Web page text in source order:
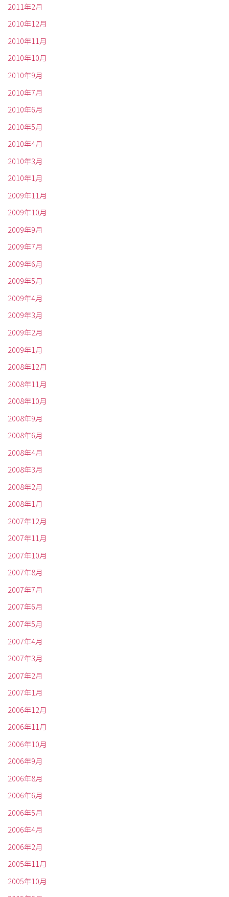
2011年2月
2010年12月
2010年11月
2010年10月
2010年9月
2010年7月
2010年6月
2010年5月
2010年4月
2010年3月
2010年1月
2009年11月
2009年10月
2009年9月
2009年7月
2009年6月
2009年5月
2009年4月
2009年3月
2009年2月
2009年1月
2008年12月
2008年11月
2008年10月
2008年9月
2008年6月
2008年4月
2008年3月
2008年2月
2008年1月
2007年12月
2007年11月
2007年10月
2007年8月
2007年7月
2007年6月
2007年5月
2007年4月
2007年3月
2007年2月
2007年1月
2006年12月
2006年11月
2006年10月
2006年9月
2006年8月
2006年6月
2006年5月
2006年4月
2006年2月
2005年11月
2005年10月